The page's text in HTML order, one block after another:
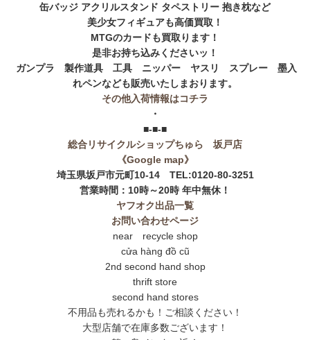
缶バッジ アクリルスタンド タペストリー 抱き枕など
美少女フィギュアも高価買取！
MTGのカードも買取ります！
是非お持ち込みくださいッ！
ガンプラ 製作道具 工具 ニッパー ヤスリ スプレー 墨入
れペンなども販売いたしまおります。
その他入荷情報はコチラ
・
■-■-■
総合リサイクルショップちゅら 坂戸店
《Google map》
埼玉県坂戸市元町10-14 TEL:0120-80-3251
営業時間：10時～20時 年中無休！
ヤフオク出品一覧
お問い合わせページ
near recycle shop
cửa hàng đồ cũ
2nd second hand shop
thrift store
second hand stores
不用品も売れるかも！ご相談ください！
大型店舗で在庫多数ございます！